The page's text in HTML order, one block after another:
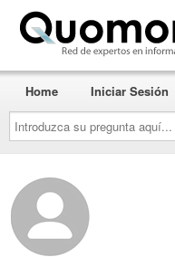
Introduzca
su
pregunta
aquí...
Home Iniciar Sesión